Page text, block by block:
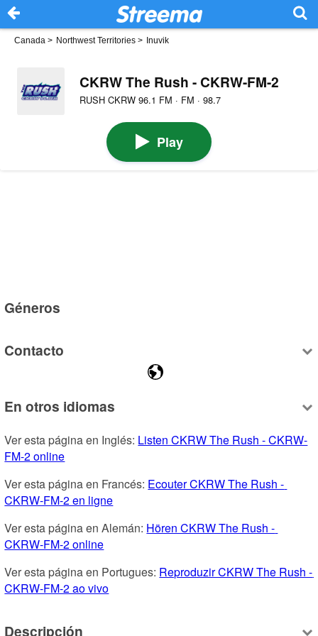
Canada > Northwest Territories > Inuvik
CKRW The Rush - CKRW-FM-2
RUSH CKRW 96.1 FM · FM · 98.7
Play
Géneros
Contacto
En otros idiomas
Ver esta página en Inglés: Listen CKRW The Rush - CKRW-
FM-2 online
Ver esta página en Francés: Ecouter CKRW The Rush -
CKRW-FM-2 en ligne
Ver esta página en Alemán: Hören CKRW The Rush -
CKRW-FM-2 online
Ver esta página en Portugues: Reproduzir CKRW The Rush -
CKRW-FM-2 ao vivo
Descripción